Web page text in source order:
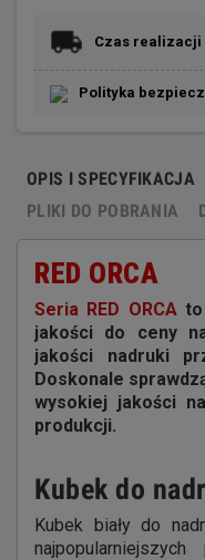
Czas realizacji
Polityka
OPIS I SPECYFIKACJA
PLIKI DO POBRANIA
RED ORCA
Seria RED ORCAto
jakości do ceny
jakości nadruki
Doskonale
wysokiej jakości
produkcji.
Kubek do
Kubek biały do